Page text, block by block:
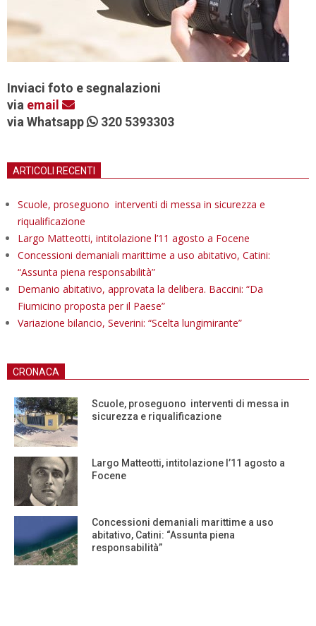
Inviaci foto e segnalazioni
via email
via Whatsapp
320 5393303
ARTICOLI RECENTI
Scuole, proseguono interventi di messa in sicurezza e
riqualificazione
Largo Matteotti, intitolazione l’11 agosto a Focene
Concessioni demaniali marittime a uso abitativo, Catini:
“Assunta piena responsabilità”
Demanio abitativo, approvata la delibera. Baccini: “Da
Fiumicino proposta per il Paese”
Variazione bilancio, Severini: “Scelta lungimirante”
CRONACA
Scuole, proseguono interventi di messa in
sicurezza e riqualificazione
Largo Matteotti, intitolazione l’11 agosto a
Focene
Concessioni demaniali marittime a uso
abitativo, Catini: “Assunta piena
responsabilità”